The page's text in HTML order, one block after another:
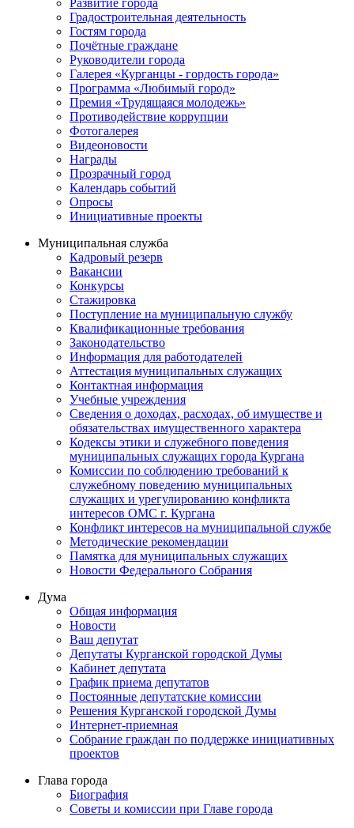
Развитие города
Градостроительная деятельность
Гостям города
Почётные граждане
Руководители города
Галерея «Курганцы - гордость города»
Программа «Любимый город»
Премия «Трудящаяся молодежь»
Противодействие коррупции
Фотогалерея
Видеоновости
Награды
Прозрачный город
Календарь событий
Опросы
Инициативные проекты
Муниципальная служба
Кадровый резерв
Вакансии
Конкурсы
Стажировка
Поступление на муниципальную службу
Квалификационные требования
Законодательство
Информация для работодателей
Аттестация муниципальных служащих
Контактная информация
Учебные учреждения
Сведения о доходах, расходах, об имуществе и
обязательствах имущественного характера
Кодексы этики и служебного поведения
муниципальных служащих города Кургана
Комиссии по соблюдению требований к
служебному поведению муниципальных
служащих и урегулированию конфликта
интересов ОМС г. Кургана
Конфликт интересов на муниципальной службе
Методические рекомендации
Памятка для муниципальных служащих
Новости Федерального Cобрания
Дума
Общая информация
Новости
Ваш депутат
Депутаты Курганской городской Думы
Кабинет депутата
График приема депутатов
Постоянные депутатские комиссии
Решения Курганской городской Думы
Интернет-приемная
Собрание граждан по поддержке инициативных
проектов
Глава города
Биография
Советы и комиссии при Главе города